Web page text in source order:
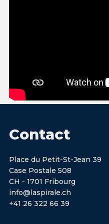
Contact
Place du Petit-St-Jean 39
Case Postale 508
CH - 1701 Fribourg
info@laspirale.ch
+41 26 322 66 39